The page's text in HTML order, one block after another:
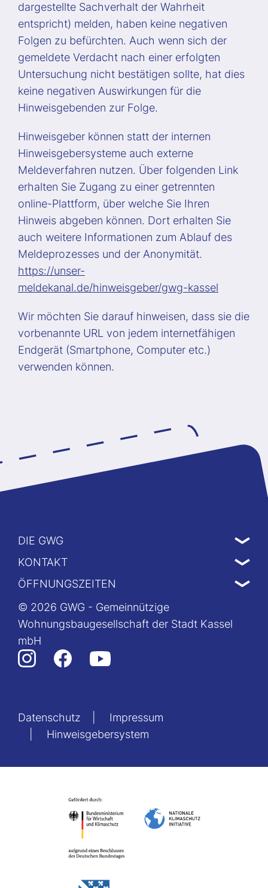
dargestellte Sachverhalt der Wahrheit
entspricht) melden, haben keine negativen
Folgen zu befürchten. Auch wenn sich der
gemeldete Verdacht nach einer erfolgten
Untersuchung nicht bestätigen sollte, hat dies
keine negativen Auswirkungen für die
Hinweisgebenden zur Folge.
Hinweisgeber können statt der internen
Hinweisgebersysteme auch externe
Meldeverfahren nutzen. Über folgenden Link
erhalten Sie Zugang zu einer getrennten
online-Plattform, über welche Sie Ihren
Hinweis abgeben können. Dort erhalten Sie
auch weitere Informationen zum Ablauf des
Meldeprozesses und der Anonymität.
https://unser-
meldekanal.de/hinweisgeber/gwg-kassel
Wir möchten Sie darauf hinweisen, dass sie die
vorbenannte URL von jedem internetfähigen
Endgerät (Smartphone, Computer etc.)
verwenden können.
DIE GWG
KONTAKT
ÖFFNUNGSZEITEN
© 2026 GWG - Gemeinnützige
Wohnungsbaugesellschaft der Stadt Kassel
mbH
Datenschutz
Impressum
Hinweisgebersystem